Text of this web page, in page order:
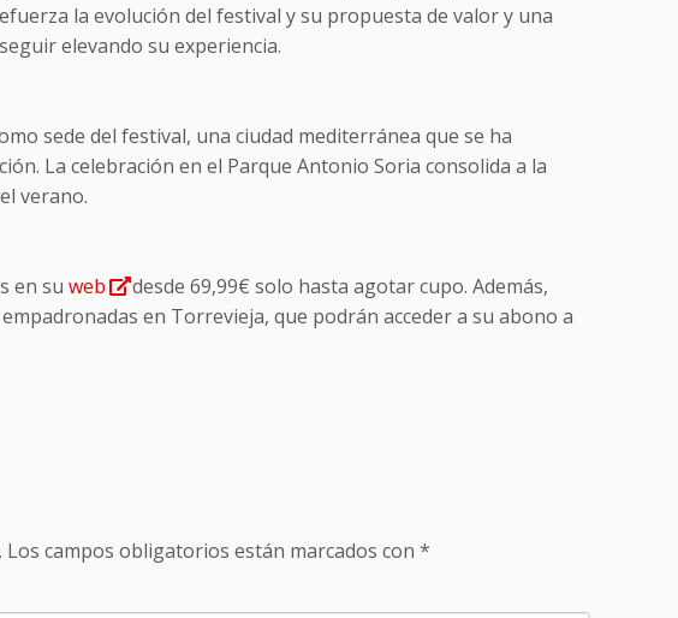
la evolución del festival y su propuesta de valor y una
elevando su experiencia.
sede del festival, una ciudad mediterránea que se ha
La celebración en el Parque Antonio Soria consolida a la
verano.
en su web
desde 69,99€ solo hasta agotar cupo. Además,
en Torrevieja, que podrán acceder a su abono a
Los campos obligatorios están marcados con *